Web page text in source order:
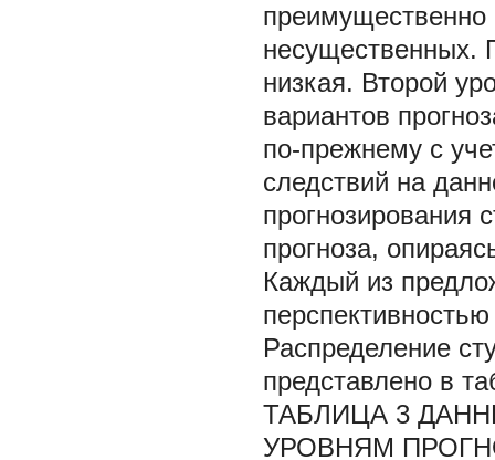
преимущественно
несущественных.
низкая. Второй
вариантов
по-прежнему с
следствий на
прогнозирования
прогноза,
Каждый из
Распределение
представлено в
ТАБЛИЦА 3
УРОВНЯМ